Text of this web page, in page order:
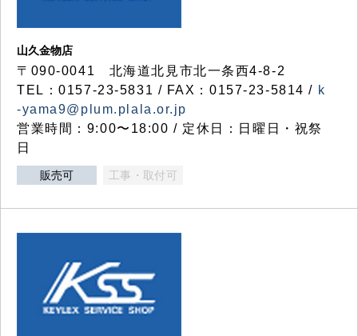
山久金物店
〒090-0041 北海道北見市北一条西4-8-2
TEL：0157-23-5831 / FAX：0157-23-5814 / k
-yama9@plum.plala.or.jp
営業時間：9:00〜18:00 / 定休日：日曜日・祝祭
日
販売可 工事・取付可